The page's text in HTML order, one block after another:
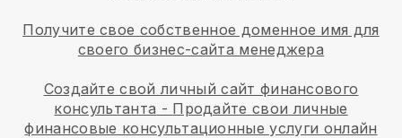
Получите свое собственное доменное имя для
своего бизнес-сайта менеджера
Создайте свой личный сайт финансового
консультанта - Продайте свои личные
финансовые консультационные услуги онлайн